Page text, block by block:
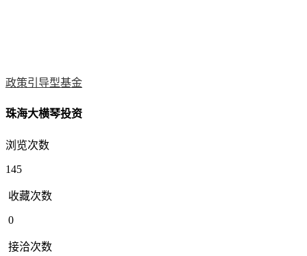
政策引导型基金
珠海大横琴投资
浏览次数
145
收藏次数
0
接洽次数